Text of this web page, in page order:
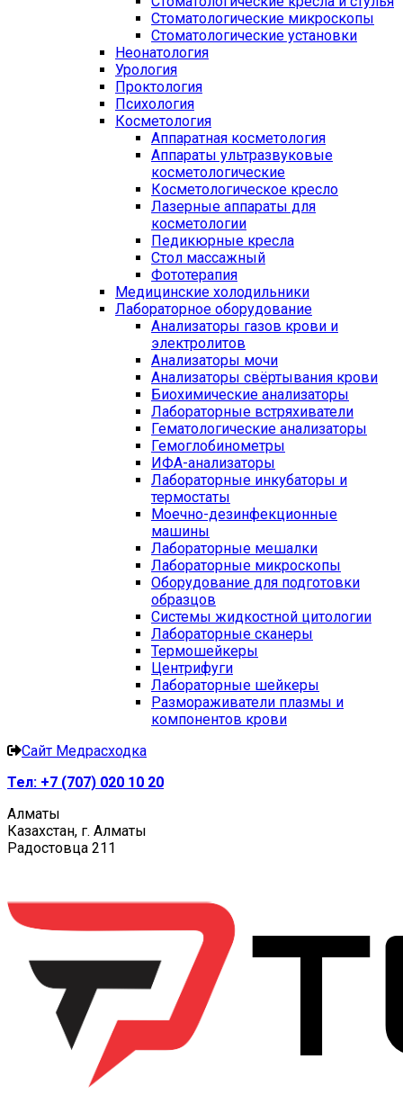
Стоматологические микроскопы
Стоматологические установки
Неонатология
Урология
Проктология
Психология
Косметология
Аппаратная косметология
Аппараты ультразвуковые
косметологические
Косметологическое кресло
Лазерные аппараты для
косметологии
Педикюрные кресла
Стол массажный
Фототерапия
Медицинские холодильники
Лабораторное оборудование
Анализаторы газов крови и
электролитов
Анализаторы мочи
Анализаторы свёртывания крови
Биохимические анализаторы
Лабораторные встряхиватели
Гематологические анализаторы
Гемоглобинометры
ИФА-анализаторы
Лабораторные инкубаторы и
термостаты
Моечно-дезинфекционные
машины
Лабораторные мешалки
Лабораторные микроскопы
Оборудование для подготовки
образцов
Системы жидкостной цитологии
Лабораторные сканеры
Термошейкеры
Центрифуги
Лабораторные шейкеры
Размораживатели плазмы и
компонентов крови
Сайт Медрасходка
Тел: +7 (707) 020 10 20
Алматы
Казахстан, г. Алматы
Радостовца 211